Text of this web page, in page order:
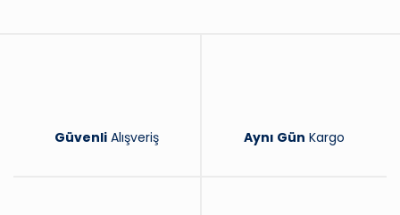
Güvenli Alışveriş Aynı Gün Kargo